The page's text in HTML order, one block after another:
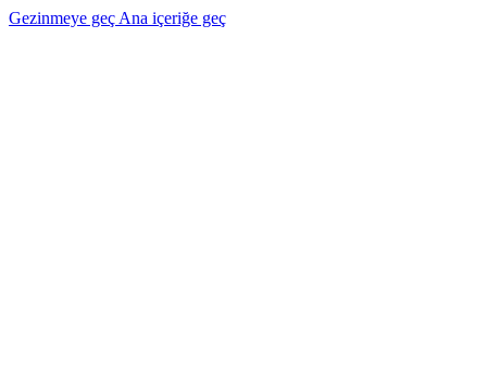
Gezinmeye geç Ana içeriğe geç